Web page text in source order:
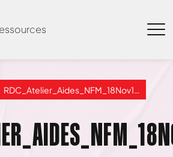
RDC_Atelier_Aides_NFM_18Nov13_FINAL